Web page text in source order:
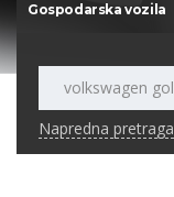
Gospodarska vozila
Napredna pretraga